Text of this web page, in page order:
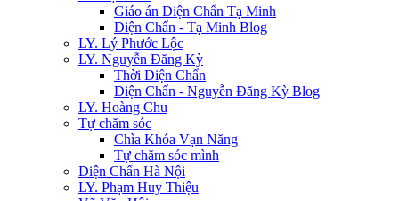
Giáo án Diện Chẩn Tạ Minh
Diện Chẩn - Tạ Minh Blog
LY. Lý Phước Lộc
LY. Nguyễn Đăng Kỳ
Thời Diện Chẩn
Diện Chẩn - Nguyễn Đăng Kỳ Blog
LY. Hoàng Chu
Tự chăm sóc
Chìa Khóa Vạn Năng
Tự chăm sóc mình
Diện Chẩn Hà Nội
LY. Phạm Huy Thiệu